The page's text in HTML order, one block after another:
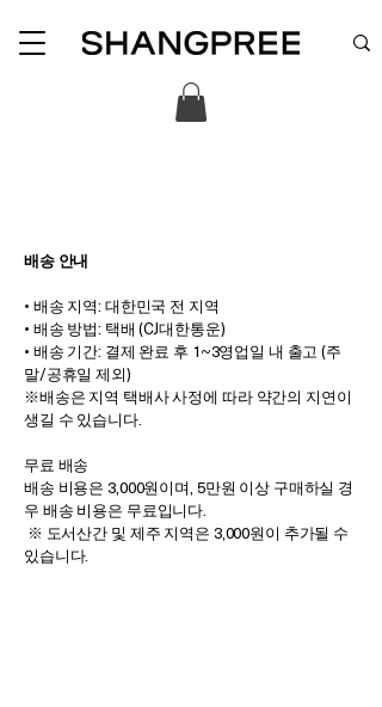
배송 안내
• 배송 지역: 대한민국 전 지역
• 배송 방법: 택배 (CJ대한통운)
• 배송 기간: 결제 완료 후 1~3영업일 내 출고 (주
말/공휴일 제외)
※배송은 지역 택배사 사정에 따라 약간의 지연이
생길 수 있습니다.
무료 배송
배송 비용은 3,000원이며, 5만원 이상 구매하실 경
우 배송 비용은 무료입니다.
※ 도서산간 및 제주 지역은 3,000원이 추가될 수
있습니다.